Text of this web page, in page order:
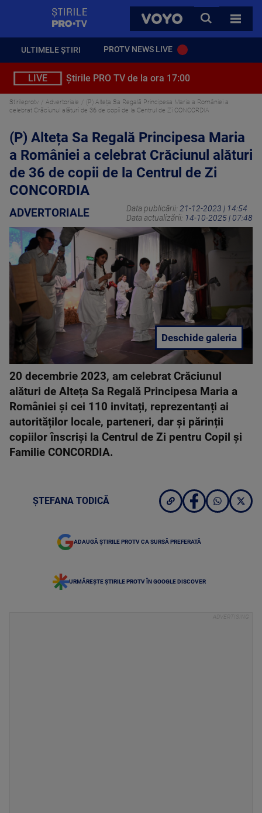
VOYO
CAUTA
TOATE
ULTIMELE ȘTIRI PROTV NEWS LIVE
LIVE Știrile PRO TV de la ora 17:00
Stirileprotv Advertoriale
(P) Alteța Sa Regală Principesa Maria a României a
celebrat Crăciunul alături de 36 de copii de la Centrul de Zi CONCORDIA
(P) Alteța Sa Regală Principesa Maria
a României a celebrat Crăciunul alături
de 36 de copii de la Centrul de Zi
CONCORDIA
ADVERTORIALE Data publicării: 21-12-2023 | 14:54
Data actualizării: 14-10-2025 | 07:48
Deschide galeria
20 decembrie 2023, am celebrat Crăciunul
alături de Alteța Sa Regală Principesa Maria a
României și cei 110 invitați, reprezentanți ai
autorităților locale, parteneri, dar și părinții
copiilor înscriși la Centrul de Zi pentru Copil și
Familie CONCORDIA.
ȘTEFANA TODICĂ
ADAUGĂ ȘTIRILE PROTV CA SURSĂ PREFERATĂ
URMĂREȘTE ȘTIRILE PROTV ÎN GOOGLE DISCOVER